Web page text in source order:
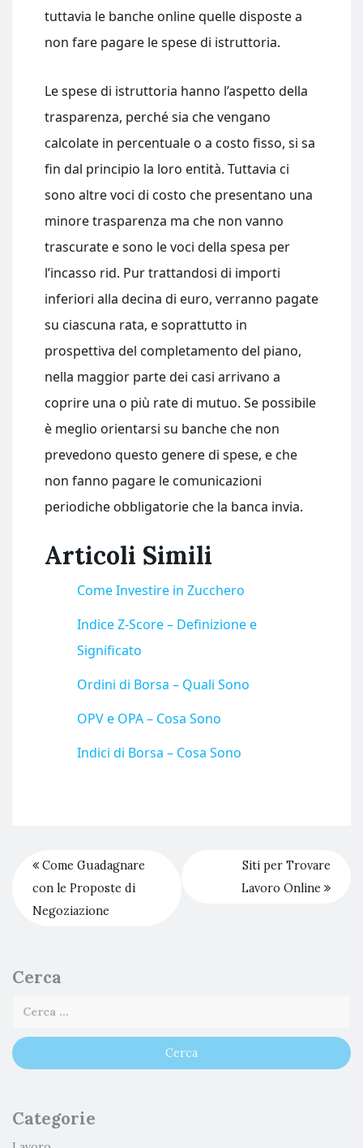
tuttavia le banche online quelle disposte a
non fare pagare le spese di istruttoria.
Le spese di istruttoria hanno l’aspetto della
trasparenza, perché sia che vengano
calcolate in percentuale o a costo fisso, si sa
fin dal principio la loro entità. Tuttavia ci
sono altre voci di costo che presentano una
minore trasparenza ma che non vanno
trascurate e sono le voci della spesa per
l’incasso rid. Pur trattandosi di importi
inferiori alla decina di euro, verranno pagate
su ciascuna rata, e soprattutto in
prospettiva del completamento del piano,
nella maggior parte dei casi arrivano a
coprire una o più rate di mutuo. Se possibile
è meglio orientarsi su banche che non
prevedono questo genere di spese, e che
non fanno pagare le comunicazioni
periodiche obbligatorie che la banca invia.
Articoli Simili
Come Investire in Zucchero
Indice Z-Score – Definizione e
Significato
Ordini di Borsa – Quali Sono
OPV e OPA – Cosa Sono
Indici di Borsa – Cosa Sono
Come Guadagnare
con le Proposte di
Negoziazione
Siti per Trovare
Lavoro Online
Cerca
Categorie